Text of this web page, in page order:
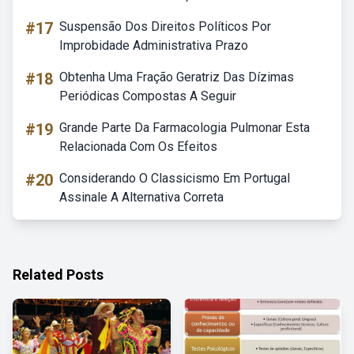
#17 Suspensão Dos Direitos Políticos Por
Improbidade Administrativa Prazo
#18 Obtenha Uma Fração Geratriz Das Dízimas
Periódicas Compostas A Seguir
#19 Grande Parte Da Farmacologia Pulmonar Esta
Relacionada Com Os Efeitos
#20 Considerando O Classicismo Em Portugal
Assinale A Alternativa Correta
Related Posts